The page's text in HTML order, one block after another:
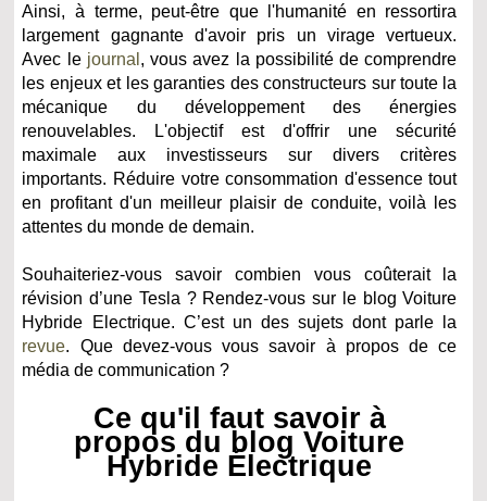
Ainsi, à terme, peut-être que l'humanité en ressortira
largement gagnante d'avoir pris un virage vertueux.
Avec le journal , vous avez la possibilité de comprendre
les enjeux et les garanties des constructeurs sur toute la
mécanique du développement des énergies
renouvelables. L'objectif est d'offrir une sécurité
maximale aux investisseurs sur divers critères
importants. Réduire votre consommation d'essence tout
en profitant d'un meilleur plaisir de conduite, voilà les
attentes du monde de demain.
Souhaiteriez-vous savoir combien vous coûterait la
révision d’une Tesla ? Rendez-vous sur le blog Voiture
Hybride Electrique. C’est un des sujets dont parle la
revue. Que devez-vous vous savoir à propos de ce
média de communication ?
Ce qu'il faut savoir à
propos du blog Voiture
Hybride Électrique